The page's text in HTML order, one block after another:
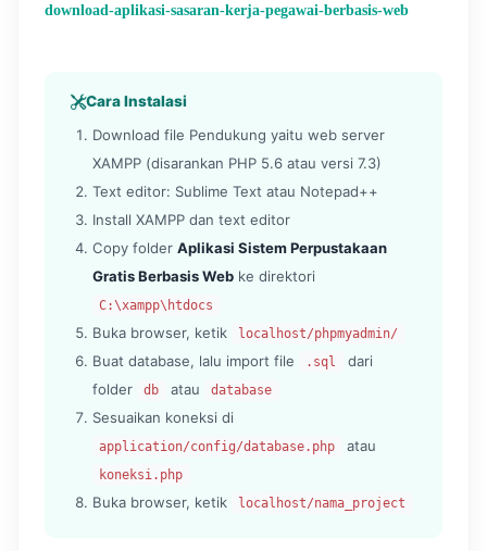
download-aplikasi-sasaran-kerja-pegawai-berbasis-web
Cara Instalasi
Download file Pendukung yaitu web server
XAMPP (disarankan PHP 5.6 atau versi 7.3)
Text editor: Sublime Text atau Notepad++
Install XAMPP dan text editor
Copy folder Aplikasi Sistem Perpustakaan
Gratis Berbasis Web ke direktori
C:\xampp\htdocs
Buka browser, ketik localhost/phpmyadmin/
Buat database, lalu import file .sql
dari
folder
db atau database
Sesuaikan koneksi di
application/config/database.php atau
koneksi.php
Buka browser, ketik localhost/nama_project